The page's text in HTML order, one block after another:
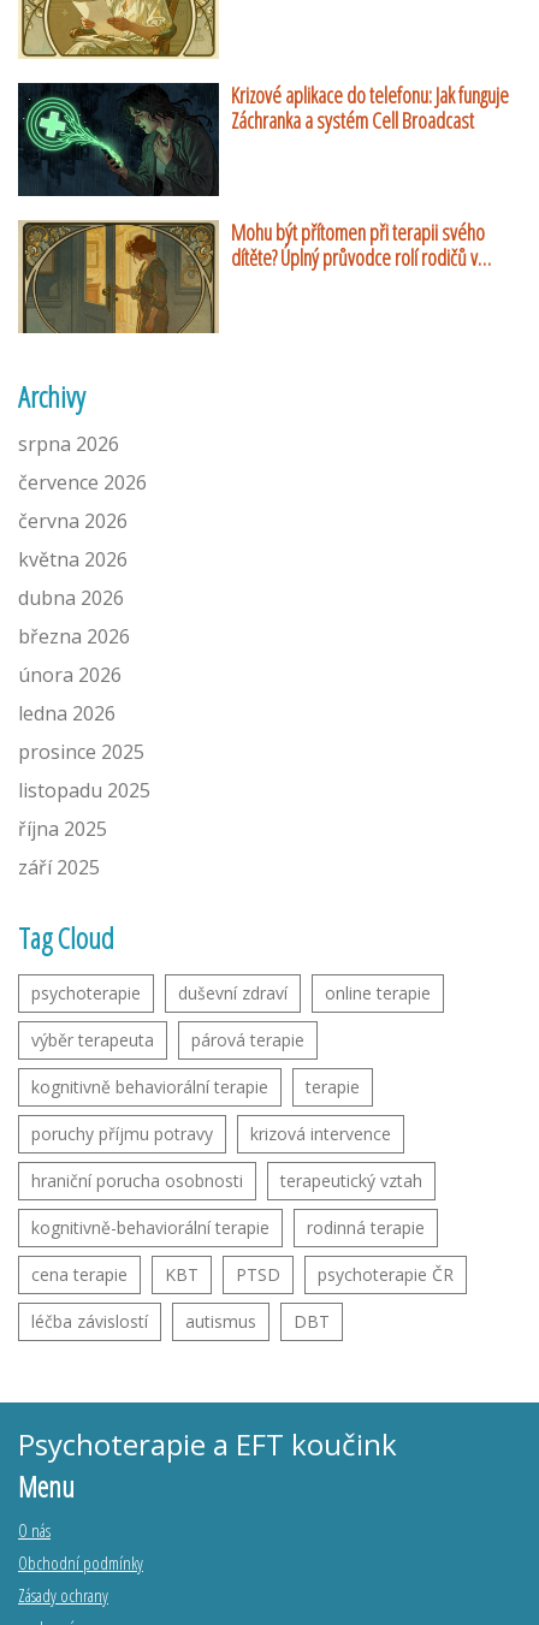
Krizové aplikace do telefonu: Jak funguje
Záchranka a systém Cell Broadcast
Mohu být přítomen při terapii svého
dítěte? Úplný průvodce rolí rodičů v
Archivy
srpna 2026
července 2026
června 2026
května 2026
dubna 2026
března 2026
února 2026
ledna 2026
prosince 2025
listopadu 2025
října 2025
září 2025
Tag Cloud
psychoterapie duševní zdraví online terapie
výběr terapeuta párová terapie
kognitivně behaviorální terapie terapie
poruchy příjmu potravy krizová intervence
hraniční porucha osobnosti terapeutický vztah
kognitivně-behaviorální terapie rodinná terapie
cena terapie KBT PTSD psychoterapie ČR
léčba závislostí autismus DBT
Psychoterapie a EFT koučink
Menu
O nás
Obchodní podmínky
Zásady ochrany